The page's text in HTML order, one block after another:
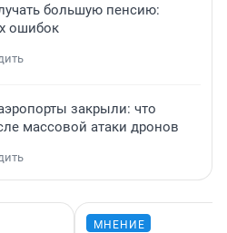
большую пенсию:
ошибок
закрыли: что
массовой атаки дронов
МНЕНИЕ